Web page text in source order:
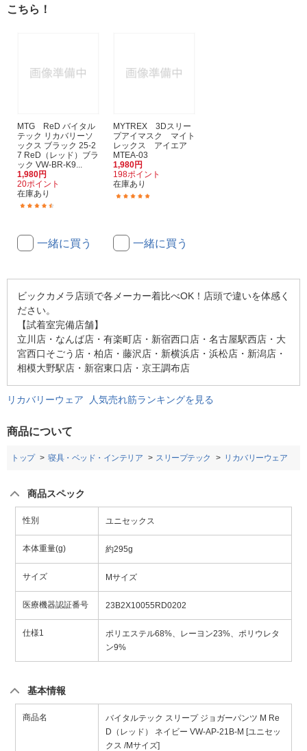
こちら！
MTG ReD バイタル
テック リカバリーソ
ックス ブラック 25-2
7 ReD（レッド）ブラ
ック VW-BR-K9...
1,980円
20ポイント
在庫あり
一緒に買う
MYTREX 3Dスリー
プアイマスク マイト
レックス アイエア
MTEA-03
1,980円
198ポイント
在庫あり
一緒に買う
ビックカメラ店頭で各メーカー着比べOK！店頭で違いを体感く
ださい。
【試着室完備店舗】
立川店・なんば店・有楽町店・新宿西口店・名古屋駅西店・大
宮西口そごう店・柏店・藤沢店・新横浜店・浜松店・新潟店・
相模大野駅店・新宿東口店・京王調布店
リカバリーウェア 人気売れ筋ランキングを見る
商品について
トップ 寝具・ベッド・インテリア スリープテック リカバリーウェア
商品スペック
性別 ユニセックス
本体重量(g) 約295g
サイズ Mサイズ
医療機器認証番号 23B2X10055RD0202
仕様1
ポリエステル68%、レーヨン23%、ポリウレタ
ン9%
基本情報
商品名
バイタルテック スリープ ジョガーパンツ M Re
D（レッド） ネイビー VW-AP-21B-M [ユニセッ
クス /Mサイズ]